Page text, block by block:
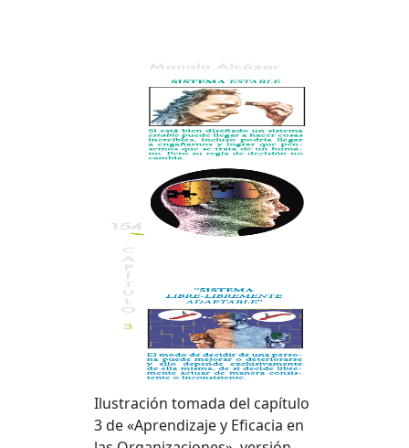
Ilustración tomada del capítulo
3 de «Aprendizaje y Eficacia en